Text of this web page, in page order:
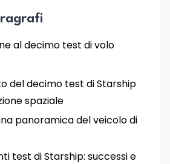
al decimo test di volo
del decimo test di Starship
spaziale
panoramica del veicolo di
test di Starship: successi e